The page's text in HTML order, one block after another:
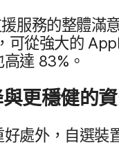
服務​的​整體​滿
可​從​強大​的
高達 83%。
更穩健​的​
處外，​自選​裝